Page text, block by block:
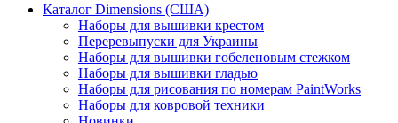
Каталог Dimensions (США)
Наборы для вышивки крестом
Переревыпуски для Украины
Наборы для вышивки гобеленовым стежком
Наборы для вышивки гладью
Наборы для рисования по номерам PaintWorks
Наборы для ковровой техники